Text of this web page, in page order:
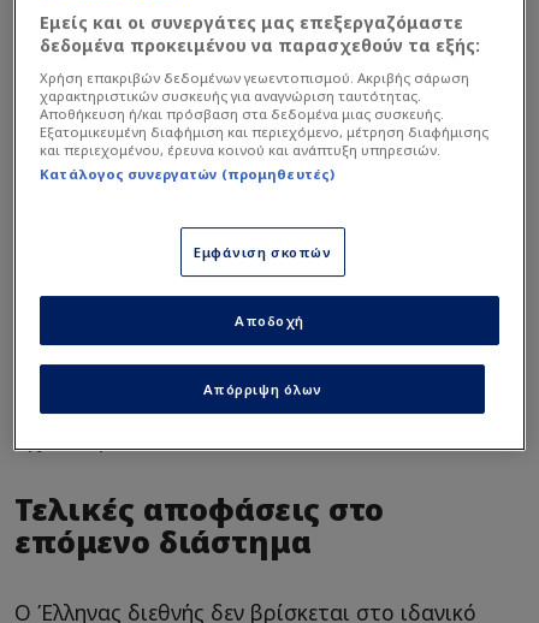
Intime
Συγκεκριμένα το ιταλικό Μέσο σημειώνει ότι ο
ποδοσφαιριστής είναι πιθανό να επιστρέψει στην
Ελλάδα και θυμήθηκε το γεγονός ότι οι Πράσινοι
ενδιαφέρθηκαν το περασμένο καλοκαίρι, ενώ
φέτος στο Τριφύλλι υπάρχει ανάγκη ενίσχυσης
στο αριστερό άκρο της άμυνας, με τη
συγκεκριμένη θέση να αποτελεί ένα από τα
ζητήματα που θα απασχολήσουν στον
Τελικές αποφάσεις στο
επόμενο διάστημα
Ο Έλληνας διεθνής δεν βρίσκεται στο ιδανικό
Εμείς και οι συνεργάτες μας επεξεργαζόμαστε
δεδομένα προκειμένου να παρασχεθούν τα εξής:
Χρήση επακριβών δεδομένων γεωεντοπισμού. Ακριβής σάρωση
χαρακτηριστικών συσκευής για αναγνώριση ταυτότητας.
Αποθήκευση ή/και πρόσβαση στα δεδομένα μιας συσκευής.
Εξατομικευμένη διαφήμιση και περιεχόμενο, μέτρηση διαφήμισης
και περιεχομένου, έρευνα κοινού και ανάπτυξη υπηρεσιών.
Κατάλογος συνεργατών (προμηθευτές)
Εμφάνιση σκοπών
Απόρριψη όλων
Αποδοχή